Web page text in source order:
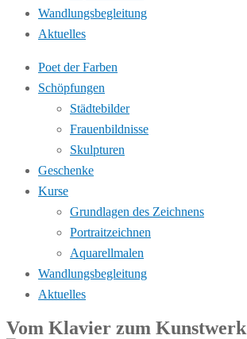
Wandlungsbegleitung
Aktuelles
Poet der Farben
Schöpfungen
Städtebilder
Frauenbildnisse
Skulpturen
Geschenke
Kurse
Grundlagen des Zeichnens
Portraitzeichnen
Aquarellmalen
Wandlungsbegleitung
Aktuelles
Vom Klavier zum Kunstwerk